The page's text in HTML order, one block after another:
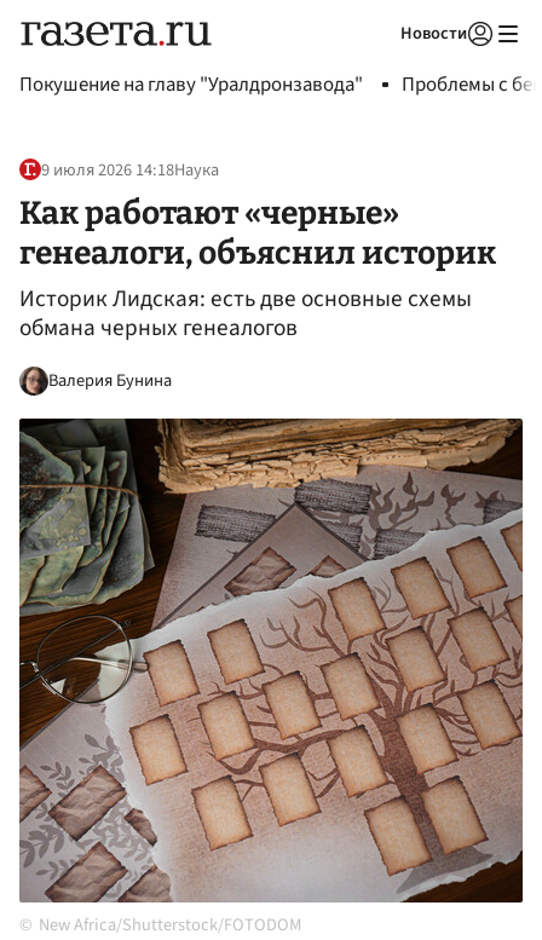
Новости
Покушение на главу "Уралдронзавода" Проблемы с
9 июля 2026 14:18Наука
Как работают «черные»
генеалоги, объяснил историк
Историк Лидская: есть две основные схемы
обмана черных генеалогов
Валерия Бунина
New Africa/Shutterstock/FOTODOM